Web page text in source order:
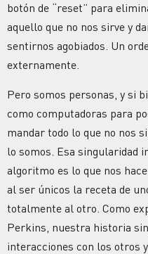
botón de “reset” para
aquello que no nos sirve y
sentirnos agobiados. Un
externamente.
Pero somos personas, y si
como computadoras para
mandar todo lo que no nos
lo somos. Esa singularidad
algoritmo es lo que nos
al ser únicos la receta de
totalmente al otro. Como
Perkins, nuestra historia
interacciones con los otros